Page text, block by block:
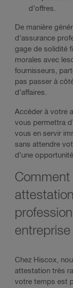
d’offres.
De manière
d’assurance
gage de solidité
morales avec
fournisseurs,
pas passer à
d’affaires.
Accéder à votre
vous permettra
vous en servir
sans attendre
d’une opportunité.
entreprise
Chez Hiscox,
attestation très
votre temps est